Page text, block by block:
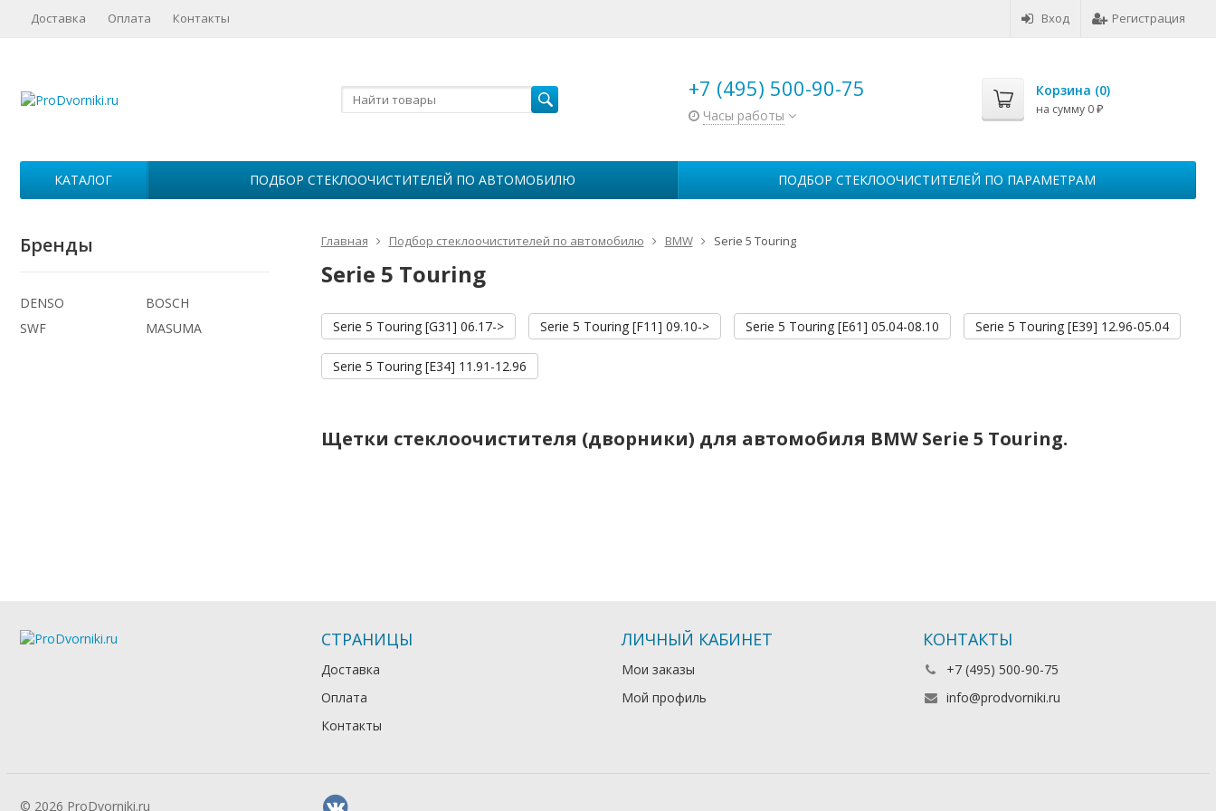
Вход Регистрация
Доставка Оплата Контакты
+7 (495) 500-90-75
Часы работы
Корзина (0)
на сумму 0 ₽
КАТАЛОГ ПОДБОР СТЕКЛООЧИСТИТЕЛЕЙ ПО АВТОМОБИЛЮ ПОДБОР СТЕКЛООЧИСТИТЕЛЕЙ ПО ПАРАМЕТРАМ
Главная Подбор стеклоочистителей по автомобилю BMW Serie 5 Touring
Serie 5 Touring
Serie 5 Touring [G31] 06.17-> Serie 5 Touring [F11] 09.10-> Serie 5 Touring [E61] 05.04-08.10 Serie 5 Touring [E39] 12.96-05.04
Serie 5 Touring [E34] 11.91-12.96
Щетки стеклоочистителя (дворники) для автомобиля BMW Serie 5 Touring.
Бренды
DENSO
BOSCH
SWF
MASUMA
СТРАНИЦЫ
Доставка
Оплата
Контакты
ЛИЧНЫЙ КАБИНЕТ
Мои заказы
Мой профиль
КОНТАКТЫ
+7 (495) 500-90-75
info@prodvorniki.ru
© 2026 ProDvorniki.ru